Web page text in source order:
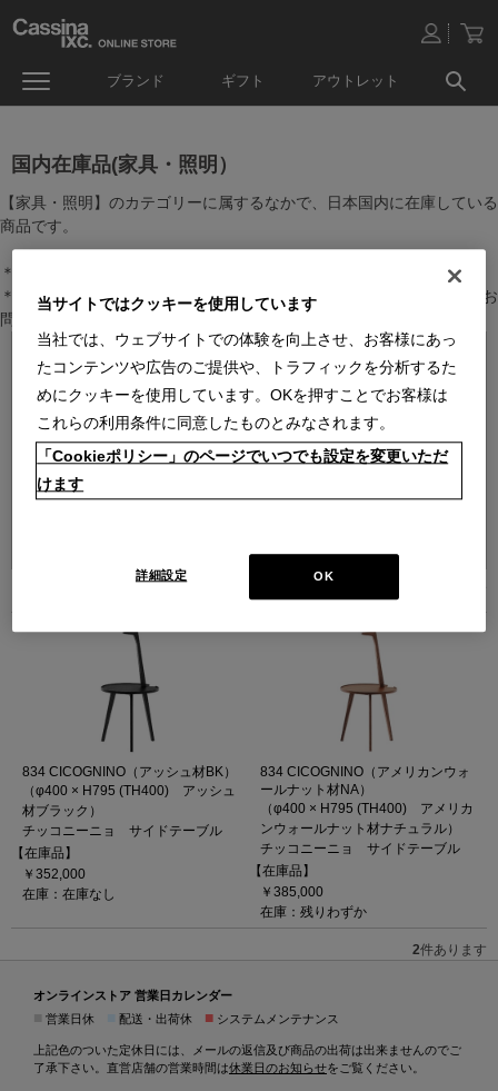
ブランド ギフト アウトレット
国内在庫品(家具・照明）
【家具・照明】のカテゴリーに属するなかで、日本国内に在庫している
商品です。
＊絞り込み機能で商品検索することができます。
＊全店舗で在庫を共有しておりますので、最新の在庫状況についてはお
問い合わせください。
834 CICOGNINO（アッシュ材BK）
（φ400 × H795 (TH400) アッシュ
材ブラック）
チッコニーニョ サイドテーブル
【在庫品】
￥352,000
在庫：在庫なし
834 CICOGNINO（アメリカンウォ
ールナット材NA）
（φ400 × H795 (TH400) アメリカ
ンウォールナット材ナチュラル）
チッコニーニョ サイドテーブル
【在庫品】
￥385,000
在庫：残りわずか
2件あります
オンラインストア 営業日カレンダー
営業日休 配送・出荷休 ■ システムメンテナンス
上記色のついた定休日には、メールの返信及び商品の出荷は出来ませんのでご
了承下さい。直営店舗の営業時間は休業日のお知らせをご覧ください。
当サイトではクッキーを使用しています
当社では、ウェブサイトでの体験を向上させ、お客様にあっ
たコンテンツや広告のご提供や、トラフィックを分析するた
めにクッキーを使用しています。OKを押すことでお客様は
これらの利用条件に同意したものとみなされます。
「Cookieポリシー」のページでいつでも設定を変更いただ
けます
OK
詳細設定